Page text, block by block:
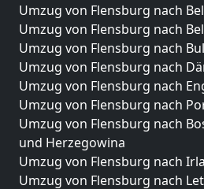
Umzug von Flensburg nach
Umzug von Flensburg nach
Umzug von Flensburg nach
Umzug von Flensburg nach
Umzug von Flensburg nach
Umzug von Flensburg nach
Umzug von Flensburg nach
und Herzegowina
Umzug von Flensburg nach
Umzug von Flensburg nach